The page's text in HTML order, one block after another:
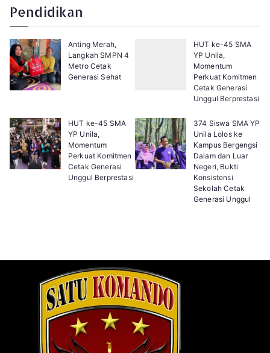
:Pendidikan
Anting Merah,
Langkah SMPN 4
Metro Cetak
Generasi Sehat
HUT ke-45 SMA
YP Unila,
Momentum
Perkuat Komitmen
Cetak Generasi
Unggul Berprestasi
HUT ke-45 SMA
YP Unila,
Momentum
Perkuat Komitmen
Cetak Generasi
Unggul Berprestasi
374 Siswa SMA YP
Unila Lolos ke
Kampus Bergengsi
Dalam dan Luar
Negeri, Bukti
Konsistensi
Sekolah Cetak
Generasi Unggul